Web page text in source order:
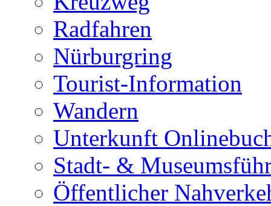
Radfahren
Nürburgring
Tourist-Information
Wandern
Unterkunft
Stadt- &
Öffentlicher